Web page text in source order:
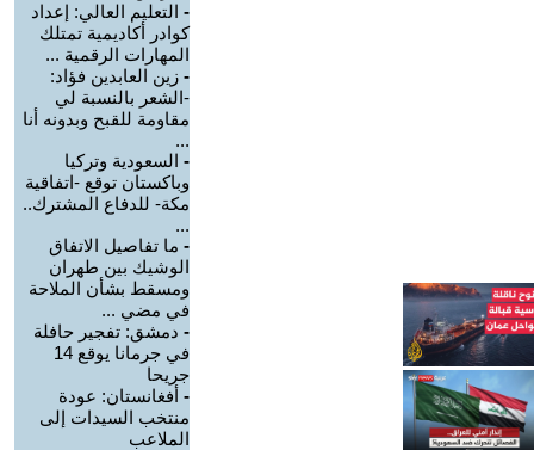
- التعليم العالي: إعداد
كوادر أكاديمية تمتلك
المهارات الرقمية ...
- زين العابدين فؤاد:
-الشعر بالنسبة لي
مقاومة للقبح وبدونه أنا
...
- السعودية وتركيا
وباكستان توقع -اتفاقية
مكة- للدفاع المشترك..
...
- ما تفاصيل الاتفاق
الوشيك بين طهران
ومسقط بشأن الملاحة
في مضي ...
- دمشق: تفجير حافلة
في جرمانا يوقع 14
جريحا
- أفغانستان: عودة
منتخب السيدات إلى
الملاعب